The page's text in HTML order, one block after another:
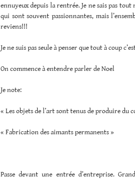
ennuyeux depuis la rentrée. Je ne sais pas tout
qui sont souvent passionnantes, mais
reviens!!!
Je ne suis pas seule à penser que tout à coup
On commence à entendre parler de Noel
Je note:
« Les objets de l’art sont tenus de produire
« Fabrication des aimants permanents »
Passe devant une entrée d’entreprise.